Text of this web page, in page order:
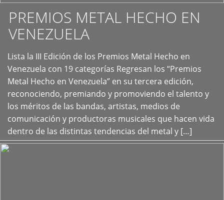
PREMIOS METAL HECHO EN
VENEZUELA
Lista la III Edición de los Premios Metal Hecho en
Venezuela con 19 categorías Regresan los “Premios
Metal Hecho en Venezuela” en su tercera edición,
reconociendo, premiando y promoviendo el talento y
los méritos de las bandas, artistas, medios de
comunicación y productoras musicales que hacen vida
dentro de las distintas tendencias del metal y […]
+